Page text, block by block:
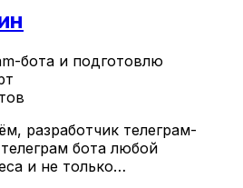
бота и подготовлю
разработчик телеграм-
бота любой
и не только…